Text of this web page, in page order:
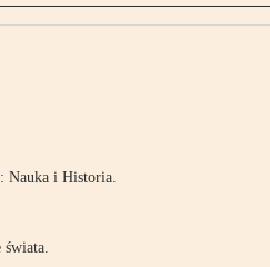
Nauka i Historia.